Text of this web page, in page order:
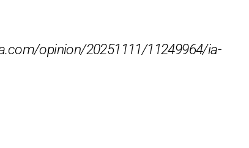
opinion/20251111/11249964/ia-